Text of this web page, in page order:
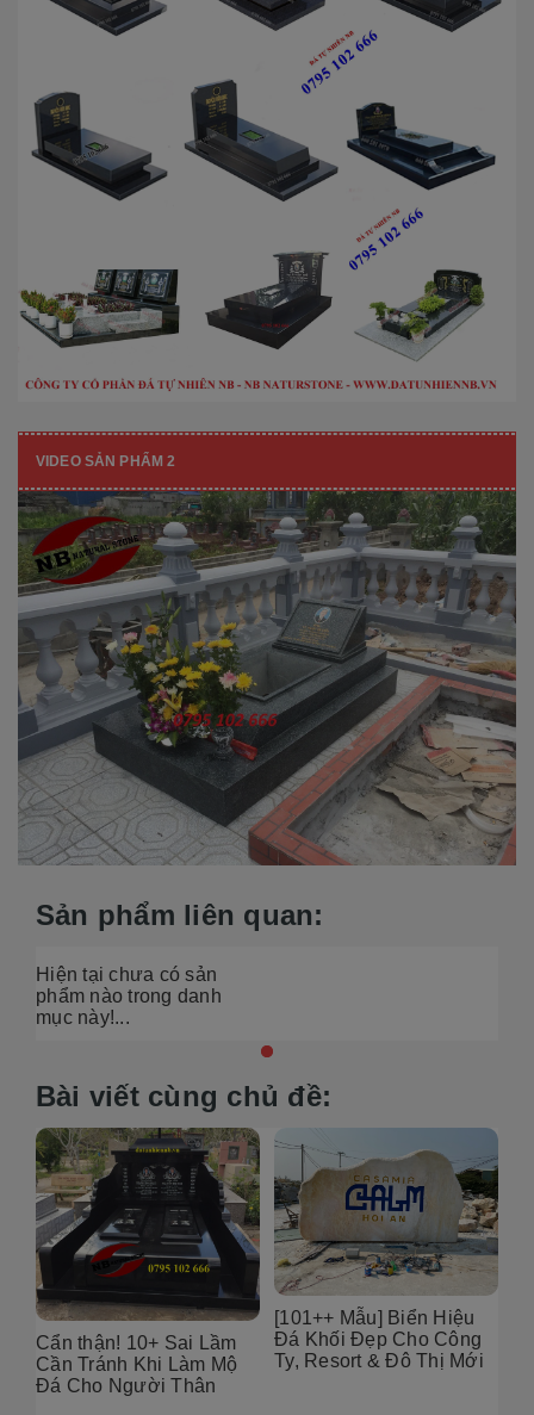
VIDEO SẢN PHẨM 2
Sản phẩm liên quan:
Hiện tại chưa có sản
phẩm nào trong danh
mục này!...
Bài viết cùng chủ đề:
Cẩn thận! 10+ Sai Lầm
Cần Tránh Khi Làm Mộ
Đá Cho Người Thân
[101++ Mẫu] Biển Hiệu
Đá Khối Đẹp Cho Công
Ty, Resort & Đô Thị Mới